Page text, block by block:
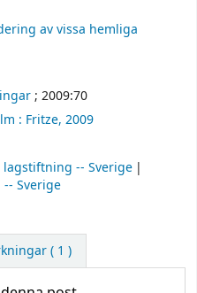
av vissa hemliga
; 2009:70
: Fritze, 2009
-- Sverige
Sverige
( 1 )